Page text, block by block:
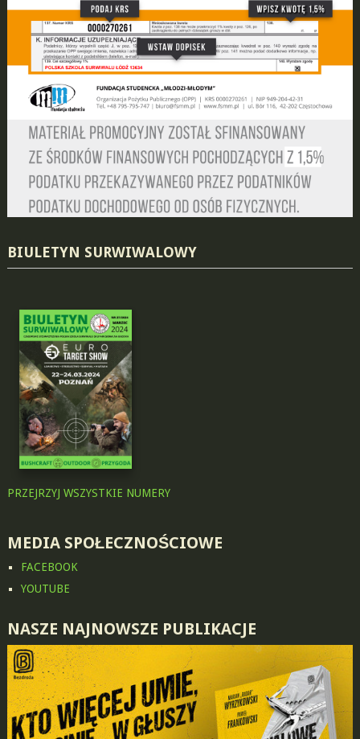
BIULETYN SURWIWALOWY
PRZEJRZYJ WSZYSTKIE NUMERY
MEDIA SPOŁECZNOŚCIOWE
FACEBOOK
YOUTUBE
NASZE NAJNOWSZE PUBLIKACJE